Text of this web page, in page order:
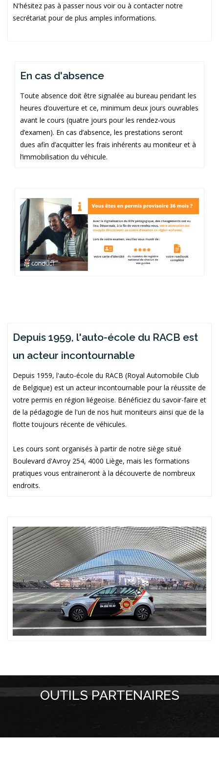
N'hésitez pas à passer nous voir ou à contacter notre
secrétariat pour de plus amples informations.
En cas d'absence
Toute absence doit être signalée au bureau pendant les
heures d’ouverture et ce, minimum deux jours ouvrables
avant le cours (quatre jours pour les rendez-vous
d’examen). En cas d’absence, les prestations seront
dues afin d’acquitter les frais inhérents au moniteur et à
l’immobilisation du véhicule.
Depuis 1959, l'auto-école du RACB est
un acteur incontournable
Depuis 1959, l'auto-école du RACB (Royal Automobile Club
de Belgique) est un acteur incontournable pour la réussite de
votre permis en région liégeoise. Bénéficiez du savoir-faire et
de la pédagogie de l'un de nos huit moniteurs ainsi que de la
flotte toujours récente de véhicules.
Les cours sont organisés à partir de notre siège situé
Boulevard d'Avroy 254, 4000 Liège, mais les formations
pratiques vous entraineront à la découverte de nombreux
endroits.
OUTILS PARTENAIRES